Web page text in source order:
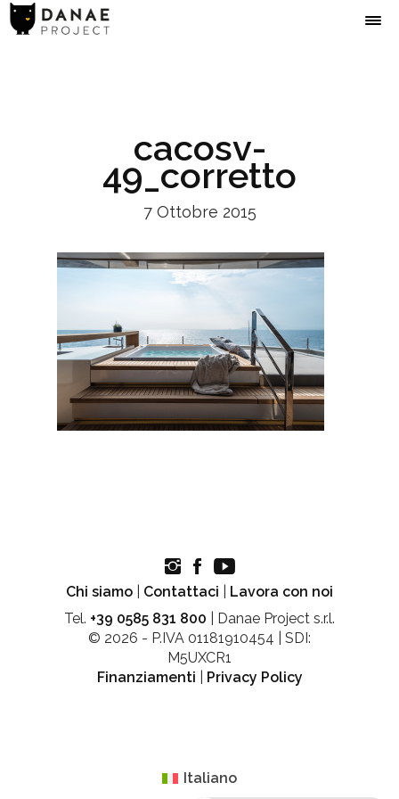
cacosv-
49_corretto
7 Ottobre 2015
Chi siamo Contattaci
Lavora con noi
Tel. +39 0585 831 800 | Danae Project s.r.l.
© 2026 - P.IVA 01181910454 | SDI:
M5UXCR1
Finanziamenti
Privacy Policy
Italiano